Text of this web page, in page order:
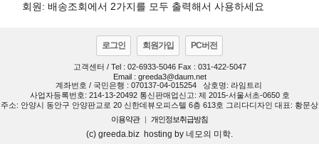
회원: 배송조회에서 2가지를 모두 출력해서 사용하세요
로그인 회원가입 PC버전
고객센터 / Tel : 02-6933-5046 Fax : 031-422-5047
Email : greeda3@daum.net
계좌번호 / 국민은행 : 070137-04-015254
상호명: 라임트리
사업자등록번호: 214-13-20492 통신판매업신고: 제 2015-서울서초-0650 호
주소: 안양시 동안구 안양판교로 20 신한데뷰오피스텔 6층 613호 그리다디자인 대표: 황문상
이용약관
| 개인정보취급방침
(c) greeda.biz hosting by 네모의 미학.